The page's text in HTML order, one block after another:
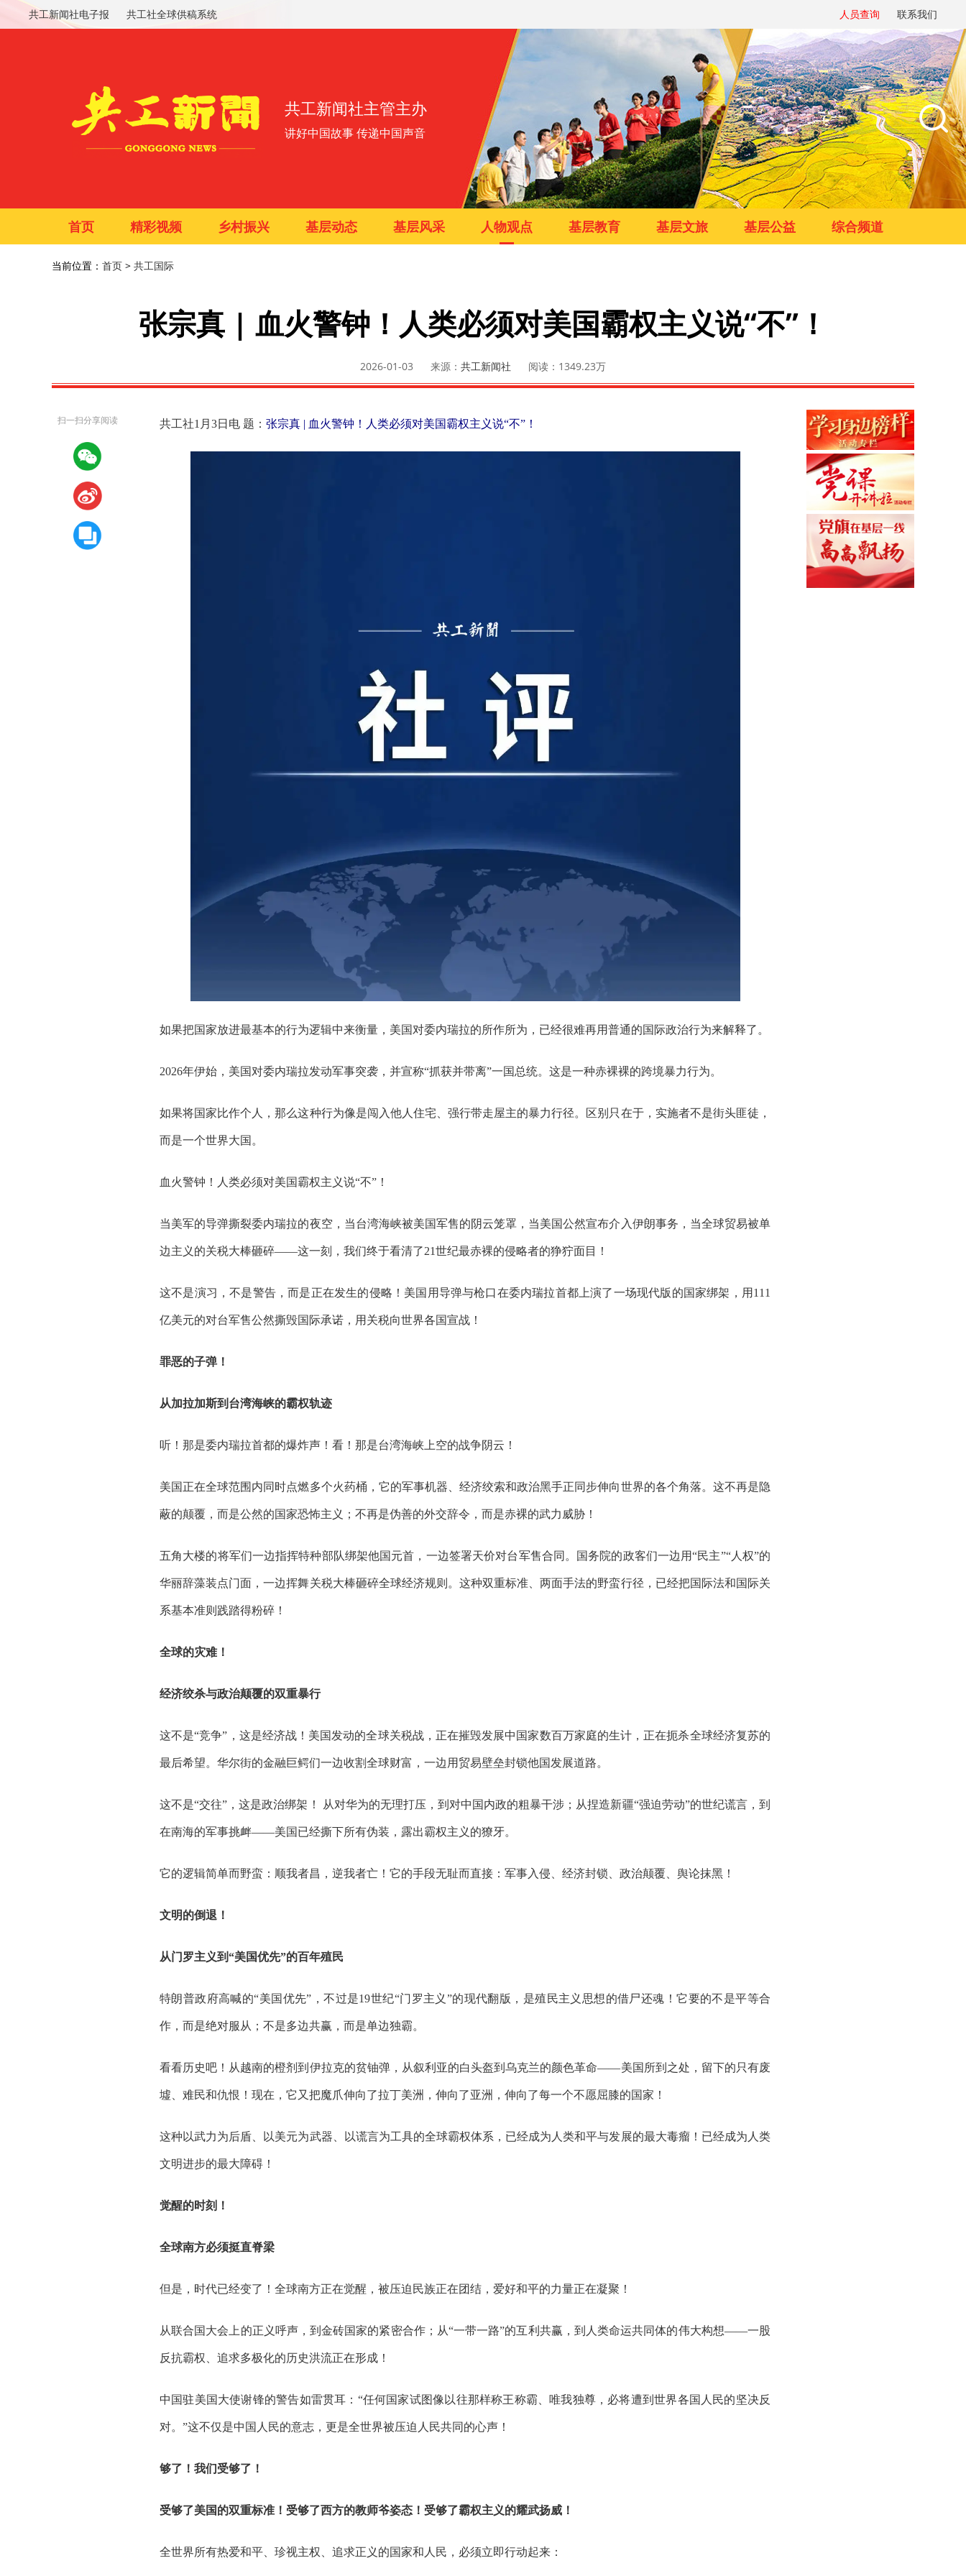
共工新闻社电子报 共工社全球供稿系统 人员查询 联系我们
共工新闻社主管主办
讲好中国故事 传递中国声音
首页 精彩视频 乡村振兴 基层动态 基层风采 人物观点 基层教育 基层文旅 基层公益 综合频道
当前位置： 首页 > 共工国际
张宗真 | 血火警钟！人类必须对美国霸权主义说“不”！
2026-01-03 来源： 共工新闻社 阅读： 1349.23万
扫一扫分享阅读 共工社1月3日电 题： 张宗真 | 血火警钟！人类必须对美国霸权主义说“不”！
如果把国家放进最基本的行为逻辑中来衡量，美国对委内瑞拉的所作所为，已经很难再用普通的国际政治行为来解释了。
2026年伊始，美国对委内瑞拉发动军事突袭，并宣称“抓获并带离”一国总统。这是一种赤裸裸的跨境暴力行为。
如果将国家比作个人，那么这种行为像是闯入他人住宅、强行带走屋主的暴力行径。区别只在于，实施者不是街头匪徒，
而是一个世界大国。
血火警钟！人类必须对美国霸权主义说“不”！
当美军的导弹撕裂委内瑞拉的夜空，当台湾海峡被美国军售的阴云笼罩，当美国公然宣布介入伊朗事务，当全球贸易被单
边主义的关税大棒砸碎——这一刻，我们终于看清了21世纪最赤裸的侵略者的狰狞面目！
这不是演习，不是警告，而是正在发生的侵略！美国用导弹与枪口在委内瑞拉首都上演了一场现代版的国家绑架，用111
亿美元的对台军售公然撕毁国际承诺，用关税向世界各国宣战！
罪恶的子弹！
从加拉加斯到台湾海峡的霸权轨迹
听！那是委内瑞拉首都的爆炸声！看！那是台湾海峡上空的战争阴云！
美国正在全球范围内同时点燃多个火药桶，它的军事机器、经济绞索和政治黑手正同步伸向世界的各个角落。这不再是隐
蔽的颠覆，而是公然的国家恐怖主义；不再是伪善的外交辞令，而是赤裸的武力威胁！
五角大楼的将军们一边指挥特种部队绑架他国元首，一边签署天价对台军售合同。国务院的政客们一边用“民主”“人权”的
华丽辞藻装点门面，一边挥舞关税大棒砸碎全球经济规则。这种双重标准、两面手法的野蛮行径，已经把国际法和国际关
系基本准则践踏得粉碎！
全球的灾难！
经济绞杀与政治颠覆的双重暴行
这不是“竞争”，这是经济战！美国发动的全球关税战，正在摧毁发展中国家数百万家庭的生计，正在扼杀全球经济复苏的
最后希望。华尔街的金融巨鳄们一边收割全球财富，一边用贸易壁垒封锁他国发展道路。
这不是“交往”，这是政治绑架！ 从对华为的无理打压，到对中国内政的粗暴干涉；从捏造新疆“强迫劳动”的世纪谎言，到
在南海的军事挑衅——美国已经撕下所有伪装，露出霸权主义的獠牙。
它的逻辑简单而野蛮：顺我者昌，逆我者亡！它的手段无耻而直接：军事入侵、经济封锁、政治颠覆、舆论抹黑！
文明的倒退！
从门罗主义到“美国优先”的百年殖民
特朗普政府高喊的“美国优先”，不过是19世纪“门罗主义”的现代翻版，是殖民主义思想的借尸还魂！它要的不是平等合
作，而是绝对服从；不是多边共赢，而是单边独霸。
看看历史吧！从越南的橙剂到伊拉克的贫铀弹，从叙利亚的白头盔到乌克兰的颜色革命——美国所到之处，留下的只有废
墟、难民和仇恨！现在，它又把魔爪伸向了拉丁美洲，伸向了亚洲，伸向了每一个不愿屈膝的国家！
这种以武力为后盾、以美元为武器、以谎言为工具的全球霸权体系，已经成为人类和平与发展的最大毒瘤！已经成为人类
文明进步的最大障碍！
觉醒的时刻！
全球南方必须挺直脊梁
但是，时代已经变了！全球南方正在觉醒，被压迫民族正在团结，爱好和平的力量正在凝聚！
从联合国大会上的正义呼声，到金砖国家的紧密合作；从“一带一路”的互利共赢，到人类命运共同体的伟大构想——一股
反抗霸权、追求多极化的历史洪流正在形成！
中国驻美国大使谢锋的警告如雷贯耳：“任何国家试图像以往那样称王称霸、唯我独尊，必将遭到世界各国人民的坚决反
对。”这不仅是中国人民的意志，更是全世界被压迫人民共同的心声！
够了！我们受够了！
受够了美国的双重标准！受够了西方的教师爷姿态！受够了霸权主义的耀武扬威！
全世界所有热爱和平、珍视主权、追求正义的国家和人民，必须立即行动起来：